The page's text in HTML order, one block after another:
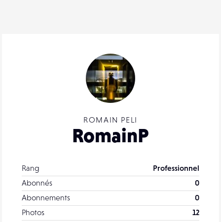
ROMAIN PELI
RomainP
Rang
Professionnel
Abonnés
0
Abonnements
0
Photos
12